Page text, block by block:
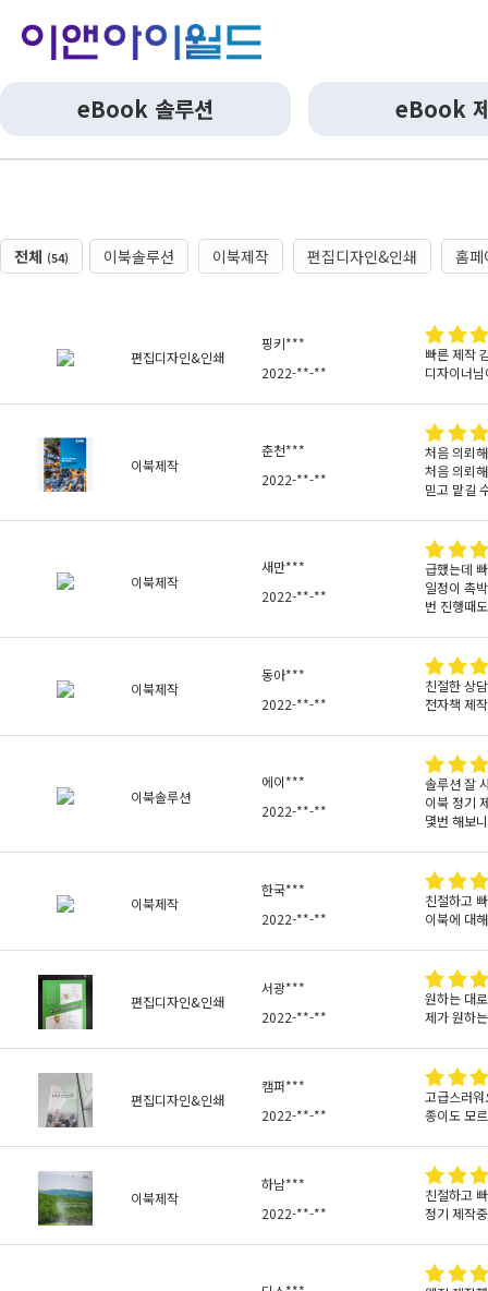
eBook 솔루션 eBook
전체 (54) 이북솔루션 이북제작 편집디자인&인쇄 홈
편집디자인&인쇄
핑키***
2022-**-**
빠른 제작
디자이너
이북제작
춘천***
2022-**-**
처음 의뢰
처음 의뢰
믿고 맡길
이북제작
새만***
2022-**-**
급했는데
일정이 촉
번 진행때
이북제작
동아***
2022-**-**
친절한 상
전자책 제
이북솔루션
에이***
2022-**-**
솔루션 잘
이북 정기
몇번 해보
이북제작
한국***
2022-**-**
친절하고
이북에 대
편집디자인&인쇄
서광***
2022-**-**
원하는 대
제가 원하
편집디자인&인쇄
캠퍼***
2022-**-**
고급스러워
종이도 모
이북제작
하남***
2022-**-**
친절하고
정기 제작